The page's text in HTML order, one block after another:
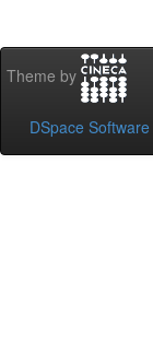
Theme by
DSpace Software